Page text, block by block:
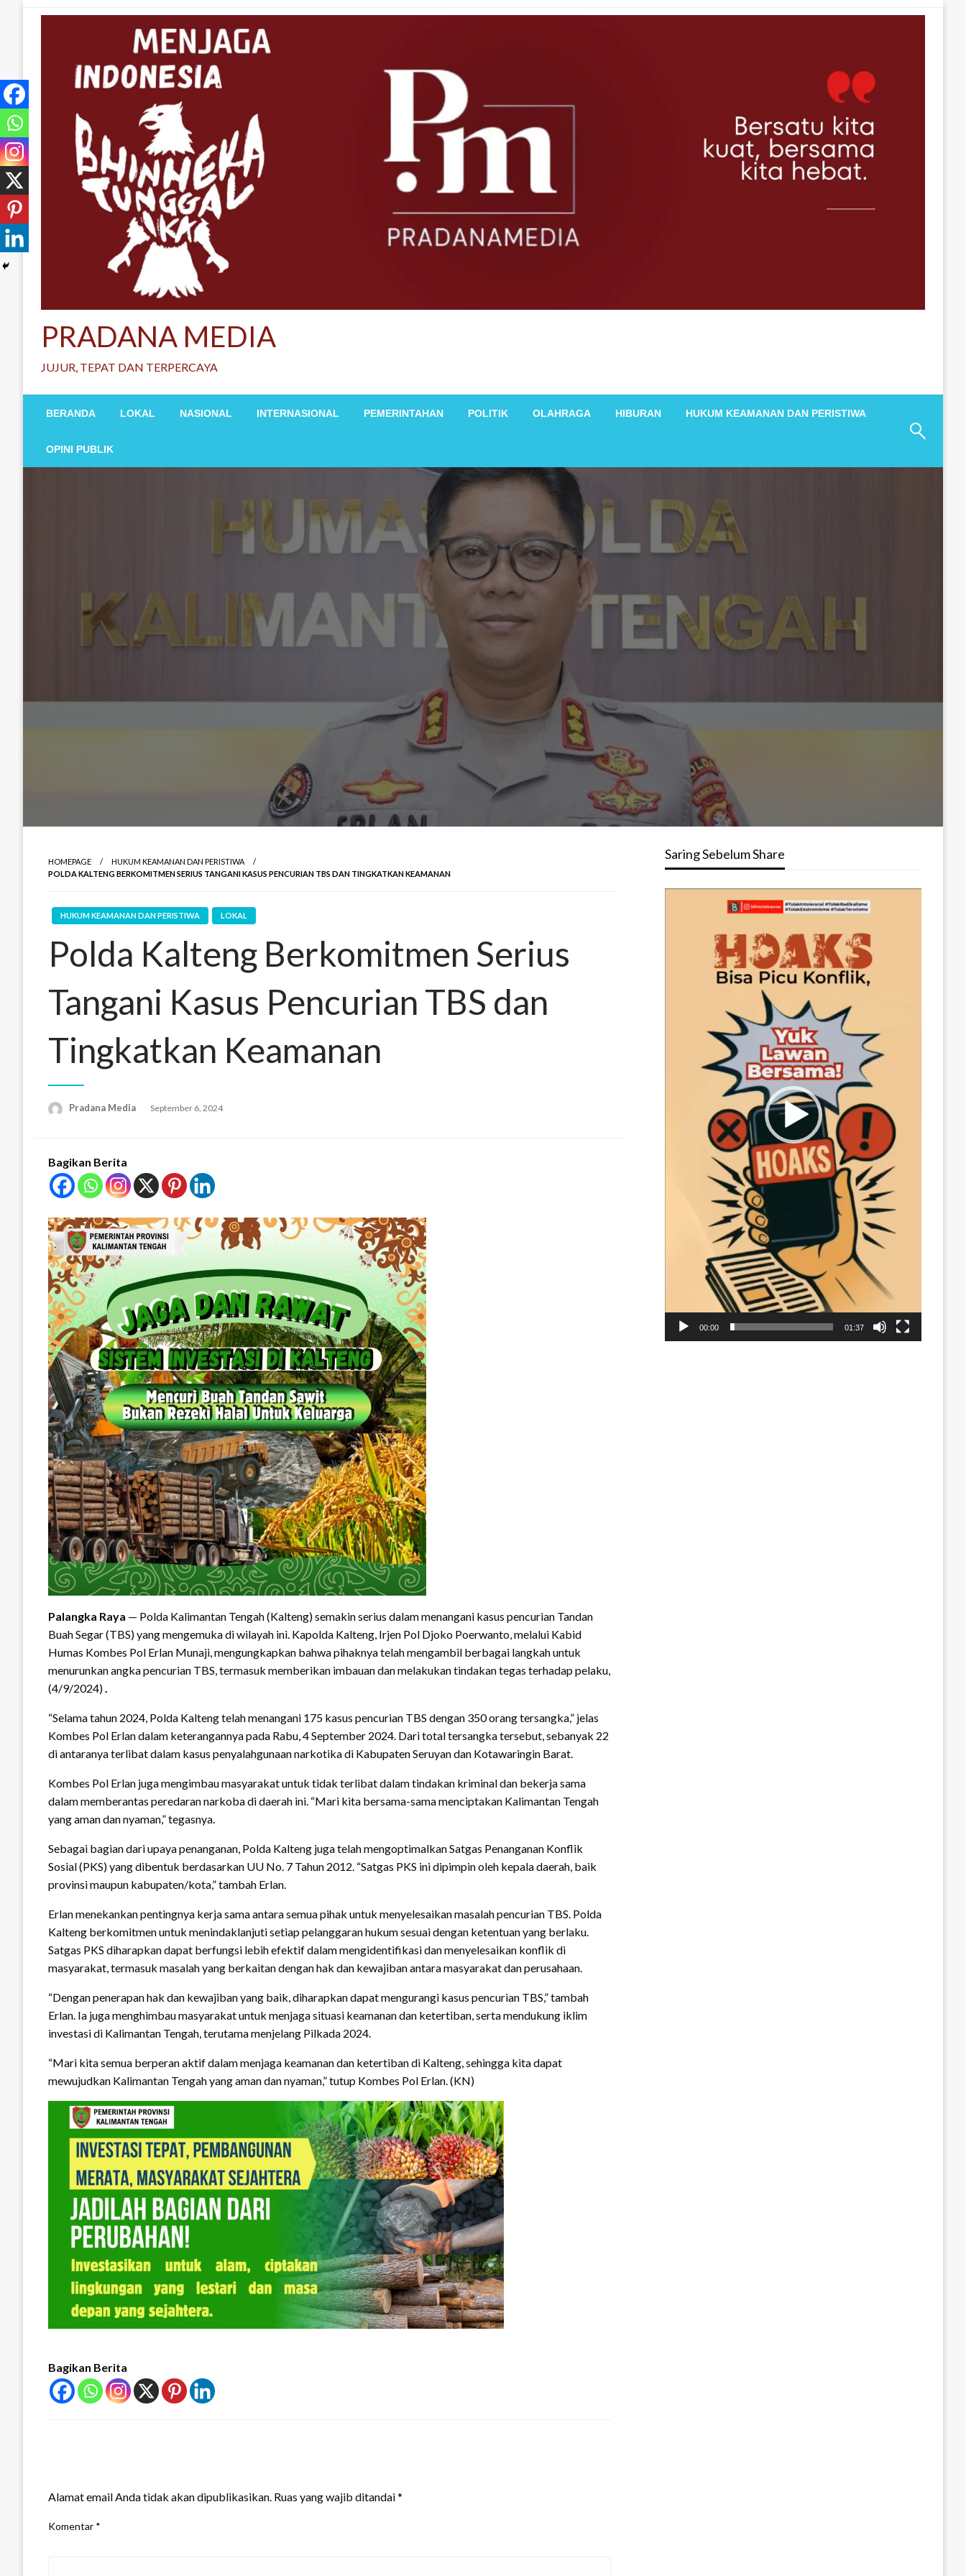
PRADANA MEDIA
JUJUR, TEPAT DAN TERPERCAYA
BERANDA LOKAL NASIONAL INTERNASIONAL PEMERINTAHAN POLITIK OLAHRAGA HIBURAN HUKUM KEAMANAN DAN PERISTIWA
OPINI PUBLIK
HOMEPAGE
HUKUM KEAMANAN DAN PERISTIWA
POLDA KALTENG BERKOMITMEN SERIUS TANGANI KASUS PENCURIAN TBS DAN TINGKATKAN KEAMANAN
HUKUM KEAMANAN DAN PERISTIWA LOKAL
Polda Kalteng Berkomitmen Serius
Tangani Kasus Pencurian TBS dan
Tingkatkan Keamanan
Pradana Media September 6, 2024
Bagikan Berita
Palangka Raya — Polda Kalimantan Tengah (Kalteng) semakin serius dalam menangani kasus pencurian Tandan
Buah Segar (TBS) yang mengemuka di wilayah ini. Kapolda Kalteng, Irjen Pol Djoko Poerwanto, melalui Kabid
Humas Kombes Pol Erlan Munaji, mengungkapkan bahwa pihaknya telah mengambil berbagai langkah untuk
menurunkan angka pencurian TBS, termasuk memberikan imbauan dan melakukan tindakan tegas terhadap pelaku,
(4/9/2024).
“Selama tahun 2024, Polda Kalteng telah menangani 175 kasus pencurian TBS dengan 350 orang tersangka,” jelas
Kombes Pol Erlan dalam keterangannya pada Rabu, 4 September 2024. Dari total tersangka tersebut, sebanyak 22
di antaranya terlibat dalam kasus penyalahgunaan narkotika di Kabupaten Seruyan dan Kotawaringin Barat.
Kombes Pol Erlan juga mengimbau masyarakat untuk tidak terlibat dalam tindakan kriminal dan bekerja sama
dalam memberantas peredaran narkoba di daerah ini. “Mari kita bersama-sama menciptakan Kalimantan Tengah
yang aman dan nyaman,” tegasnya.
Sebagai bagian dari upaya penanganan, Polda Kalteng juga telah mengoptimalkan Satgas Penanganan Konflik
Sosial (PKS) yang dibentuk berdasarkan UU No. 7 Tahun 2012. “Satgas PKS ini dipimpin oleh kepala daerah, baik
provinsi maupun kabupaten/kota,” tambah Erlan.
Erlan menekankan pentingnya kerja sama antara semua pihak untuk menyelesaikan masalah pencurian TBS. Polda
Kalteng berkomitmen untuk menindaklanjuti setiap pelanggaran hukum sesuai dengan ketentuan yang berlaku.
Satgas PKS diharapkan dapat berfungsi lebih efektif dalam mengidentifikasi dan menyelesaikan konflik di
masyarakat, termasuk masalah yang berkaitan dengan hak dan kewajiban antara masyarakat dan perusahaan.
“Dengan penerapan hak dan kewajiban yang baik, diharapkan dapat mengurangi kasus pencurian TBS,” tambah
Erlan. Ia juga menghimbau masyarakat untuk menjaga situasi keamanan dan ketertiban, serta mendukung iklim
investasi di Kalimantan Tengah, terutama menjelang Pilkada 2024.
“Mari kita semua berperan aktif dalam menjaga keamanan dan ketertiban di Kalteng, sehingga kita dapat
mewujudkan Kalimantan Tengah yang aman dan nyaman,” tutup Kombes Pol Erlan. (KN)
Bagikan Berita
Alamat email Anda tidak akan dipublikasikan. Ruas yang wajib ditandai*
Komentar *
Saring Sebelum Share
00:00 01:37